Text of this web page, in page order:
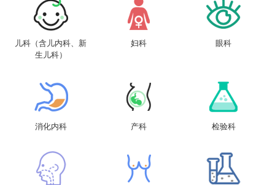
儿科（含儿内科、新
生儿科）
妇科 眼科
消化内科 产科 检验科